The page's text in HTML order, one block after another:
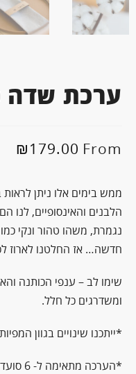
ערכת שדה
From
₪179.00
ממש בימים אלו ניתן
הלבנים והאינסופיים, לנו
נגמרת, משהו טהור ונקי
חדשה… אז החלטנו לארוז
שימו לב – ענפי הכותנה
ומשדרגים כל חלל.
*ייתכנו שינויים בגוון